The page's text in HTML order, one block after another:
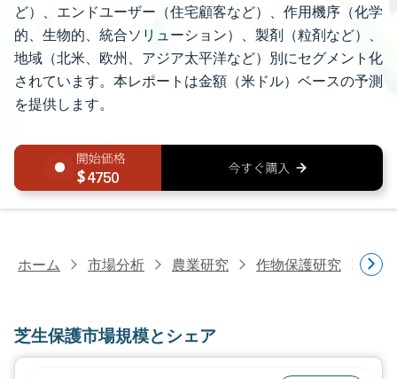
ど）、エンドユーザー（住宅顧客など）、作用機序（化学
的、生物的、統合ソリューション）、製剤（粒剤など）、
地域（北米、欧州、アジア太平洋など）別にセグメント化
されています。本レポートは金額（米ドル）ベースの予測
を提供します。
4750
ホーム 市場分析 農業研究 作物保護研究 芝
芝生保護市場規模とシェア